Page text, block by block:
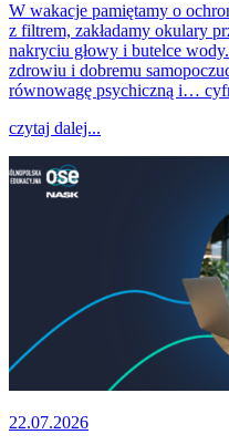
W wakacje pamiętamy o
z filtrem, zakładamy okulary
nakryciu głowy i butelce
zdrowiu i dobremu
równowagę psychiczną i…
czytaj dalej...
22.07.2026